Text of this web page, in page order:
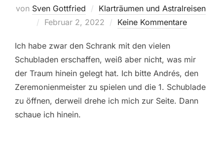
von Sven Gottfried
Klarträumen und Astralreisen
Veröffentlicht
Februar 2, 2022 Keine Kommentare
Ich habe zwar den Schrank mit den vielen
Schubladen erschaffen, weiß aber nicht, was mir
der Traum hinein gelegt hat. Ich bitte Andrés, den
Zeremonienmeister zu spielen und die 1. Schublade
zu öffnen, derweil drehe ich mich zur Seite. Dann
schaue ich hinein.